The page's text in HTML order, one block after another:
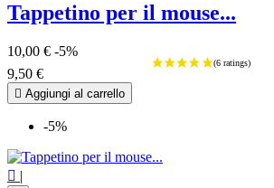
Tappetino per il mouse...
10,00 € -5%
9,50 €
 Aggiungi al carrello
-5%
 |